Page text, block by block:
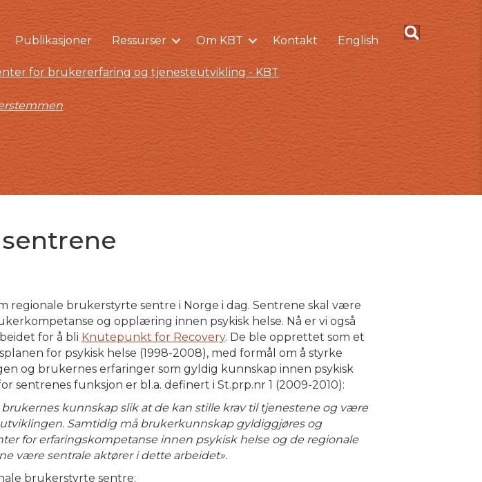
Publikasjoner Ressurser Om KBT Kontakt English
for brukererfaring og tjenesteutvikling - KBT
regionale brukerstyrte sentre i Norge i dag. Sentrene skal være
og opplæring innen psykisk helse. Nå er vi også
for å bli Knutepunkt for Recovery. De ble opprettet som et
for psykisk helse (1998-2008), med formål om å styrke
og brukernes erfaringer som gyldig kunnskap innen psykisk
sentrenes funksjon er bl.a. definert i St.prp.nr 1 (2009-2010):
brukernes kunnskap slik at de kan stille krav til tjenestene og være
Samtidig må brukerkunnskap gyldiggjøres og
for erfaringskompetanse innen psykisk helse og de regionale
være sentrale aktører i dette arbeidet».
brukerstyrte sentre: